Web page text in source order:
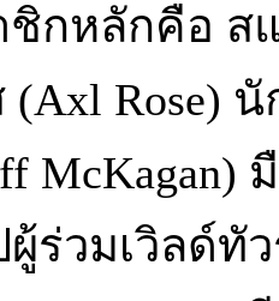
กหลักคือ ส
(Axl Rose)
McKagan)
ร่วมเวิลด์ทั